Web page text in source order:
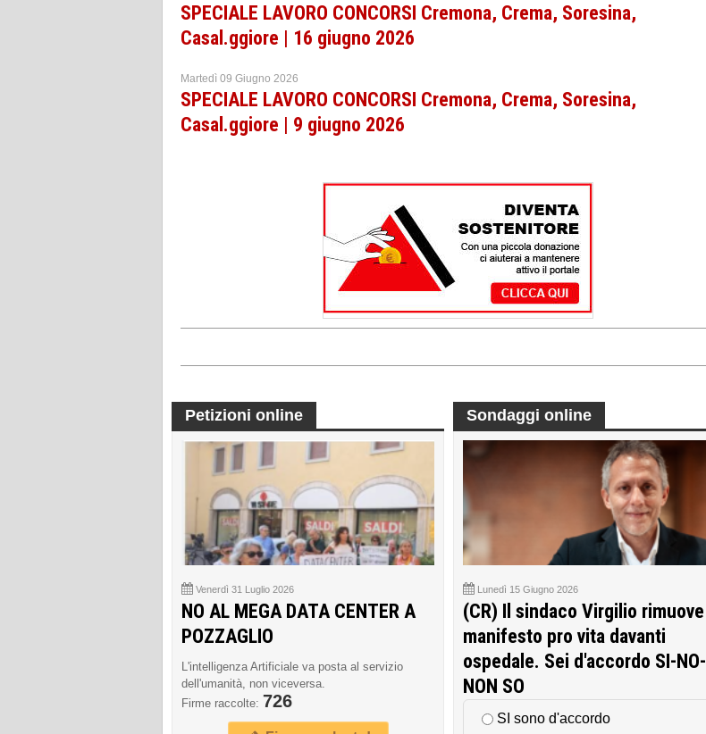
SPECIALE LAVORO CONCORSI Cremona, Crema, Soresina,
Casal.ggiore | 16 giugno 2026
Martedì 09 Giugno 2026
SPECIALE LAVORO CONCORSI Cremona, Crema, Soresina,
Casal.ggiore | 9 giugno 2026
Petizioni online
Venerdì 31 Luglio 2026
NO AL MEGA DATA CENTER A
POZZAGLIO
L'intelligenza Artificiale va posta al servizio
dell'umanità, non viceversa.
Firme raccolte: 726
Sondaggi online
Lunedì 15 Giugno 2026
(CR) Il sindaco Virgilio rimuove
manifesto pro vita davanti
ospedale. Sei d'accordo SI-NO-
NON SO
SI sono d'accordo